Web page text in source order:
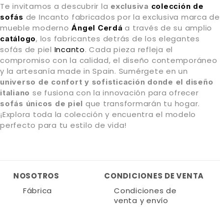
Te invitamos a descubrir la exclusiva colección de
sofás de Incanto fabricados por la exclusiva marca de
mueble modernoÁngel Cerdá a través de su amplio
catálogo, los fabricantes detrás de los elegantes
sofás de piel Incanto. Cada pieza refleja el
compromiso con la calidad, el diseño contemporáneo
y la artesanía made in Spain. Sumérgete en un
universo de confort y sofisticación donde el diseño
italiano se fusiona con la innovación para ofrecer
sofás únicos de piel que transformarán tu hogar.
¡Explora toda la colección y encuentra el modelo
perfecto para tu estilo de vida!
NOSOTROS
Fábrica
CONDICIONES DE VENTA
Condiciones de
venta y envío